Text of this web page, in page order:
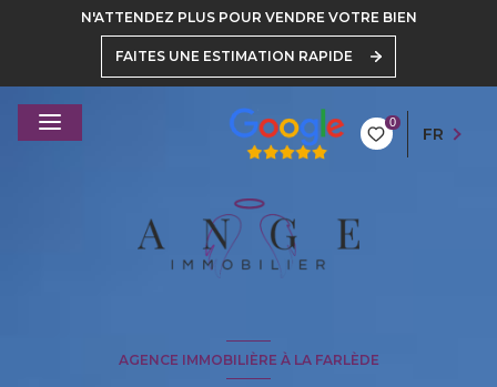
N'ATTENDEZ PLUS POUR VENDRE VOTRE BIEN
FAITES UNE ESTIMATION RAPIDE
0
FR
AGENCE IMMOBILIÈRE À LA FARLÈDE